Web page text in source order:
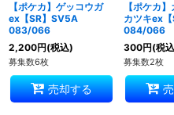
【ポケカ】ゲッコウガ
ex【SR】SV5A
083/066
2,200円(税込)
募集数6枚
売却する
【ポケカ
カツキex
084/066
300円(税
募集数2枚